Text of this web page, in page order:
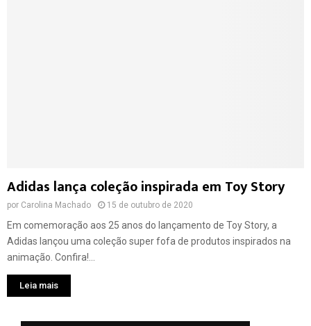
Adidas lança coleção inspirada em Toy Story
por Carolina Machado 15 de outubro de 2020
Em comemoração aos 25 anos do lançamento de Toy Story, a
Adidas lançou uma coleção super fofa de produtos inspirados na
animação. Confira!...
Leia mais